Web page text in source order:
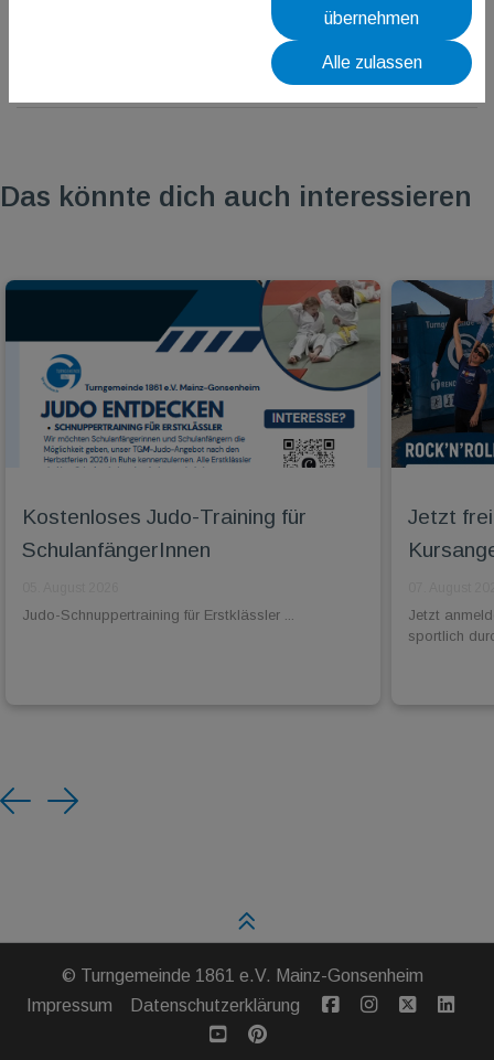
Das könnte dich auch interessieren
Kostenloses Judo-Training für
SchulanfängerInnen
Judo-Schnuppertraining für Erstklässler ...
Jetzt
Jetzt
sportlich
Previous
Next
© Turngemeinde 1861 e.V. Mainz-Gonsenheim
Impressum
Datenschutzerklärung
übernehmen
Alle zulassen